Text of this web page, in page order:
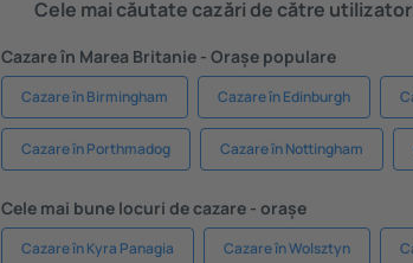
Cele mai căutate cazări de către
Cazare în Marea Britanie - Orașe populare
Cazare în Birmingham Cazare în Edinburgh
Cazare în Porthmadog Cazare în Nottingham
Cele mai bune locuri de cazare - orașe
Cazare în Kyra Panagia Cazare în Wolsztyn